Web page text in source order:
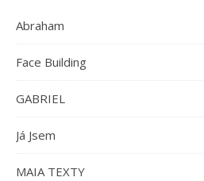
Abraham
Face Building
GABRIEL
Já Jsem
MAIA TEXTY